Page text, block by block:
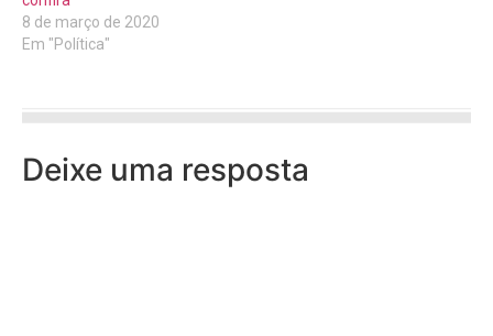
8 de março de 2020
Em "Política"
Deixe uma resposta